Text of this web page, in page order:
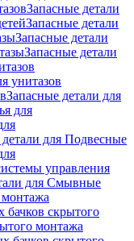
Запасные детали
Запасные детали
Запасные детали
Запасные детали
унитазов
Запасные детали для
для
для Подвесные
управления
для Смывные
бачков скрытого
монтажа